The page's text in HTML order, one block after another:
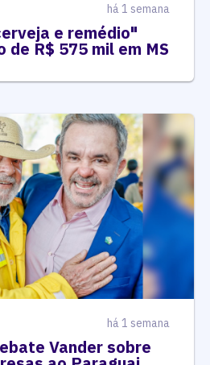
há 1 semana
e remédio"
R$ 575 mil em MS
há 1 semana
Vander sobre